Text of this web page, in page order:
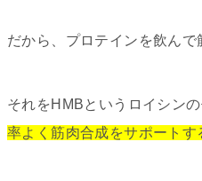
だから、プロテインを飲んで
それをHMBというロイシン
率よく筋肉合成をサポートす